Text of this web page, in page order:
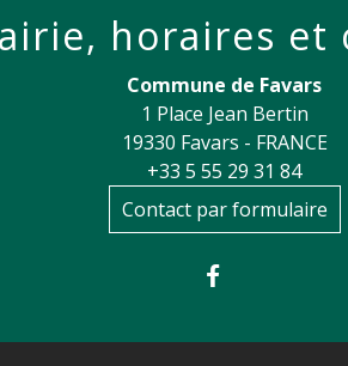
horaires et
Commune de Favars
1 Place Jean Bertin
19330 Favars - FRANCE
+33 5 55 29 31 84
Contact par formulaire